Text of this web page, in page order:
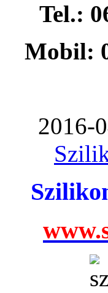
Tel.:
Mobil:
2016-